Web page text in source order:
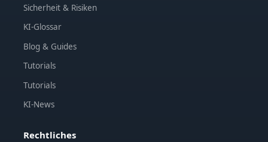
Sicherheit & Risiken
KI-Glossar
Blog & Guides
Tutorials
Tutorials
KI-News
Rechtliches